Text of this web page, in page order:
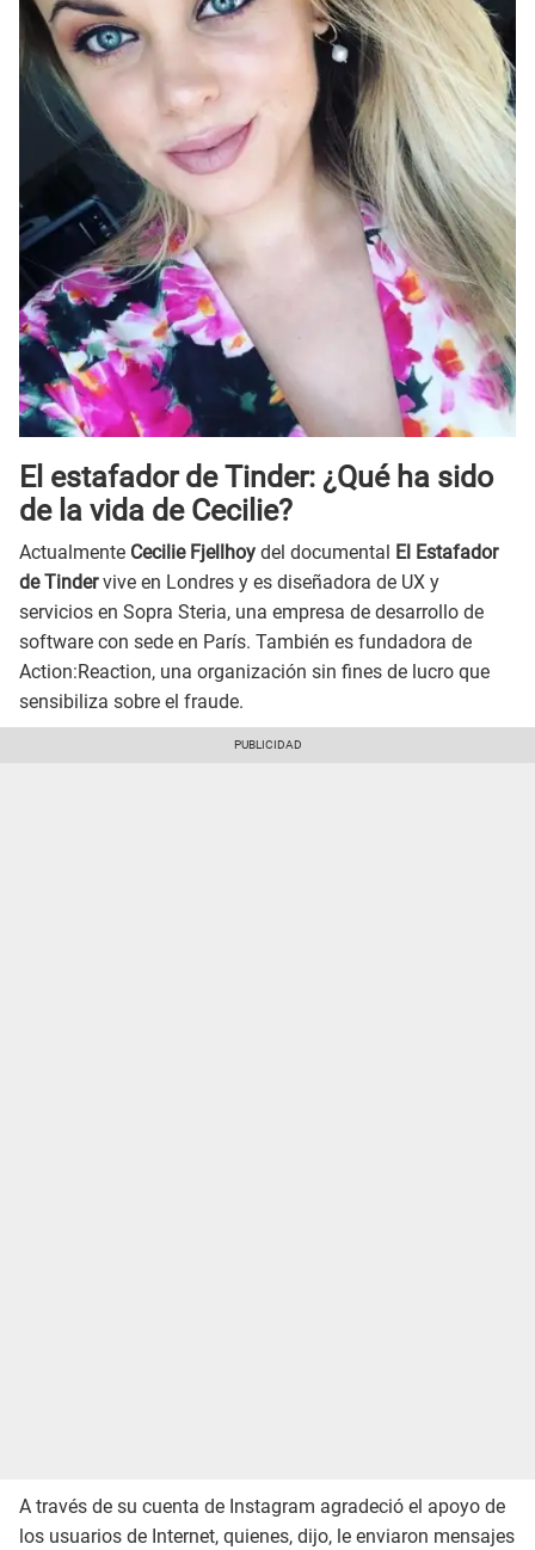
El estafador de Tinder: ¿Qué ha sido
de la vida de Cecilie?
Actualmente Cecilie Fjellhoy del documental El Estafador
de Tindervive en Londres y es diseñadora de UX y
servicios en Sopra Steria, una empresa de desarrollo de
software con sede en París. También es fundadora de
Action:Reaction, una organización sin fines de lucro que
sensibiliza sobre el fraude.
A través de su cuenta de Instagram agradeció el apoyo de
los usuarios de Internet, quienes, dijo, le enviaron mensajes